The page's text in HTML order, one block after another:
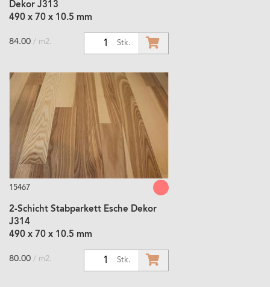
Dekor J313
490 x 70 x 10.5 mm
Stk.
84.00 / m2.
15467
2-Schicht Stabparkett Esche Dekor
J314
490 x 70 x 10.5 mm
Stk.
80.00 / m2.